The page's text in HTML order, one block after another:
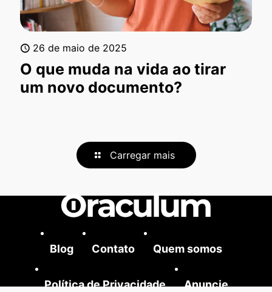
26 de maio de 2025
O que muda na vida ao tirar
um novo documento?
Carregar mais
Blog Contato Quem somos
Política de Privacidade Anuncie